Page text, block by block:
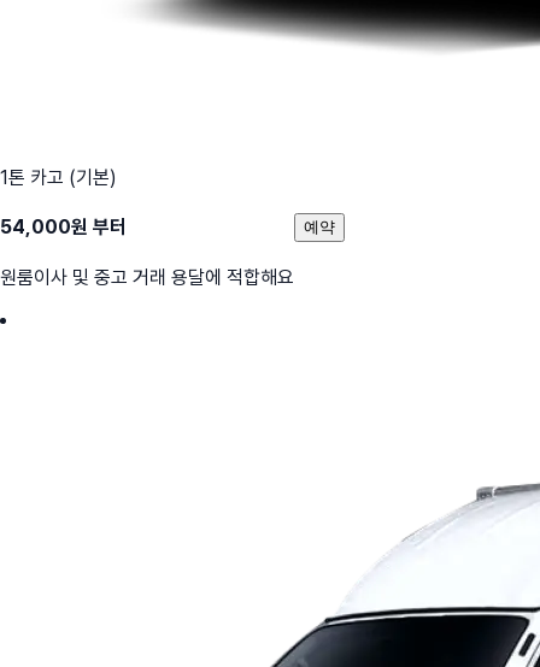
1톤 카고 (기본)
54,000원 부터
원룸이사 및 중고 거래 용달에 적합해요
예약